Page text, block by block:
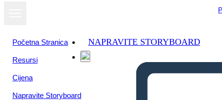
Početna Stranica
Resursi
Cijena
Napravite Storyboard
NAPRAVITE STORYBOARD